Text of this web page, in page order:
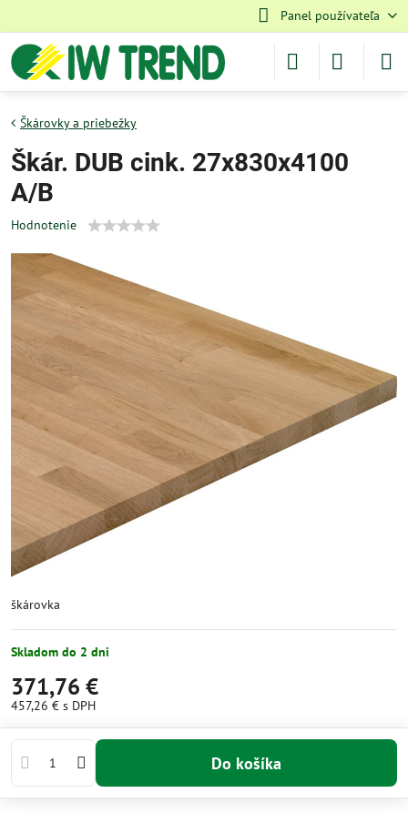
Panel používateľa
Škárovky a priebežky
Škár. DUB cink. 27x830x4100
A/B
Hodnotenie
škárovka
Skladom do 2 dni
371,76 €
457,26 € s DPH
Do košíka